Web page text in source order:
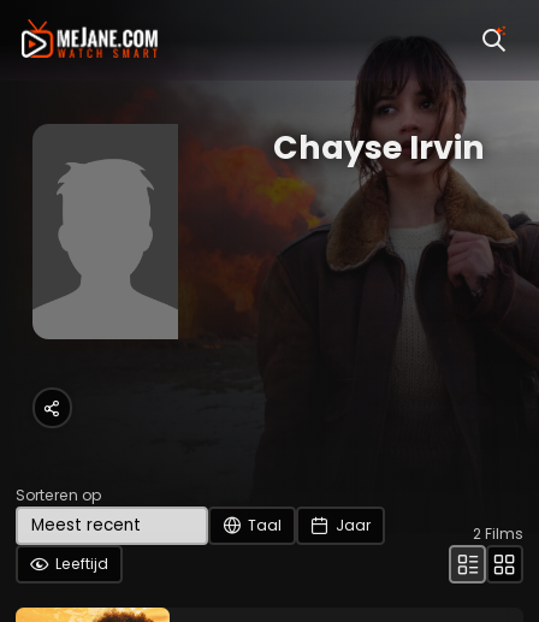
Chayse Irvin
Sorteren op
Taal
Jaar
Leeftijd
2Films